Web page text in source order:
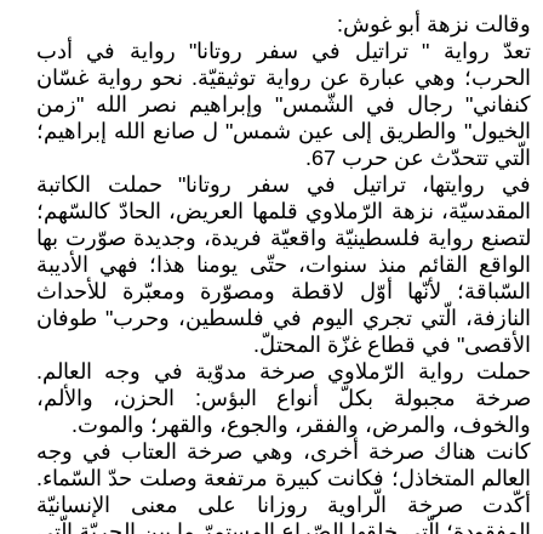
وقالت نزهة أبو غوش:
تعدّ رواية " تراتيل في سفر روتانا" رواية في أدب
الحرب؛ وهي عبارة عن رواية توثيقيّة. نحو رواية غسّان
كنفاني" رجال في الشّمس" وإبراهيم نصر الله "زمن
الخيول" والطريق إلى عين شمس" ل صانع الله إبراهيم؛
الّتي تتحدّث عن حرب 67.
في روايتها، تراتيل في سفر روتانا" حملت الكاتبة
المقدسيّة، نزهة الرّملاوي قلمها العريض، الحادّ كالسّهم؛
لتصنع رواية فلسطينيّة واقعيّة فريدة، وجديدة صوّرت بها
الواقع القائم منذ سنوات، حتّى يومنا هذا؛ فهي الأديبة
السّباقة؛ لأنّها أوّل لاقطة ومصوّرة ومعبّرة للأحداث
النازفة، الّتي تجري اليوم في فلسطين، وحرب" طوفان
الأقصى" في قطاع غزّة المحتلّ.
حملت رواية الرّملاوي صرخة مدوّية في وجه العالم.
صرخة مجبولة بكلّ أنواع البؤس: الحزن، والألم،
والخوف، والمرض، والفقر، والجوع، والقهر؛ والموت.
كانت هناك صرخة أخرى، وهي صرخة العتاب في وجه
العالم المتخاذل؛ فكانت كبيرة مرتفعة وصلت حدّ السّماء.
أكّدت صرخة الّراوية روزانا على معنى الإنسانيّة